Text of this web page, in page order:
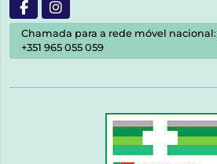
Chamada para a rede móvel nacional:
+351 965 055 059